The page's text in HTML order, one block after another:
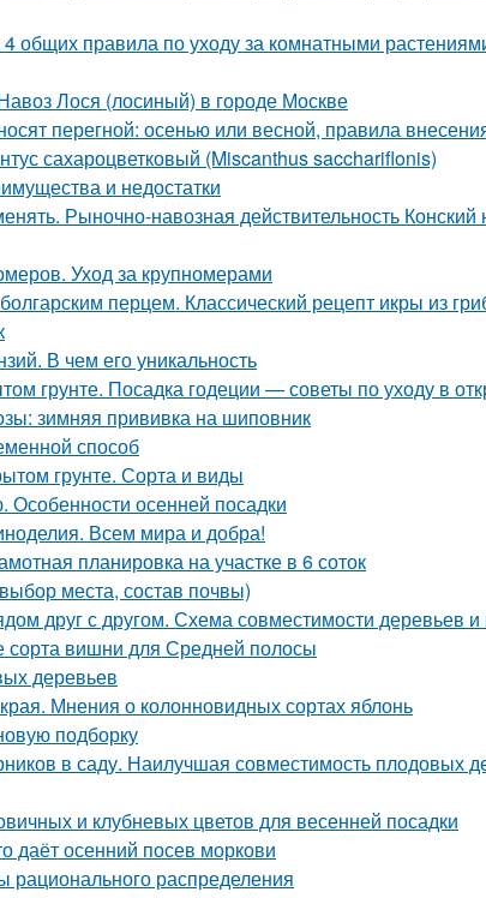
общих правила по уходу за комнатными
Лося (лосиный) в городе Москве
перегной: осенью или весной, правила
сахароцветковый (Miscanthus sacchariflonis)
и недостатки
Рыночно-навозная действительность
Уход за крупномерами
перцем. Классический рецепт икры из
В чем его уникальность
грунте. Посадка годеции — советы по уходу в
зимняя прививка на шиповник
способ
грунте. Сорта и виды
Особенности осенней посадки
Всем мира и добра!
планировка на участке в 6 соток
места, состав почвы)
друг с другом. Схема совместимости деревьев и
вишни для Средней полосы
деревьев
Мнения о колонновидных сортах яблонь
подборку
в саду. Наилучшая совместимость плодовых
и клубневых цветов для весенней посадки
даёт осенний посев моркови
рационального распределения